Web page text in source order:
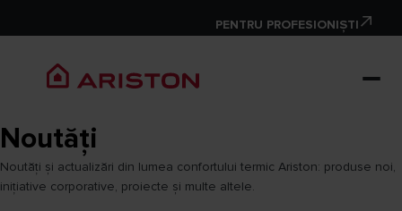
PENTRU PROFESIONIȘTI
Noutăți
Noutăți și actualizări din lumea confortului termic Ariston: produse noi,
inițiative corporative, proiecte și multe altele.